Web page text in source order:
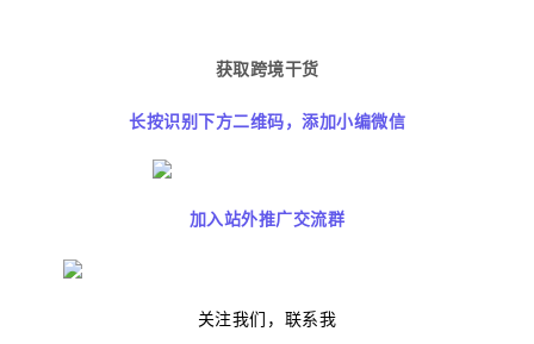
获取跨境干货
长按识别下方二维码，添加小编微信
加入站外推广交流群
关注我们，联系我